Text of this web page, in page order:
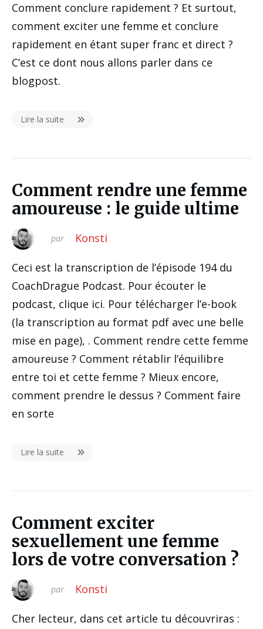
Comment conclure rapidement ? Et surtout,
comment exciter une femme et conclure
rapidement en étant super franc et direct ?
C’est ce dont nous allons parler dans ce
blogpost.
Lire la suite
Comment rendre une femme
amoureuse : le guide ultime
par Konsti
Ceci est la transcription de l’épisode 194 du
CoachDrague Podcast. Pour écouter le
podcast, clique ici. Pour télécharger l’e-book
(la transcription au format pdf avec une belle
mise en page), . Comment rendre cette femme
amoureuse ? Comment rétablir l’équilibre
entre toi et cette femme ? Mieux encore,
comment prendre le dessus ? Comment faire
en sorte
Lire la suite
Comment exciter
sexuellement une femme
lors de votre conversation ?
par Konsti
Cher lecteur, dans cet article tu découvriras :